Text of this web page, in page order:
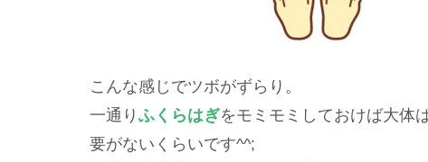
こんな感じでツボがずらり。
一通り ふくらはぎをモミモミしておけば大体
要がないくらいです^^;